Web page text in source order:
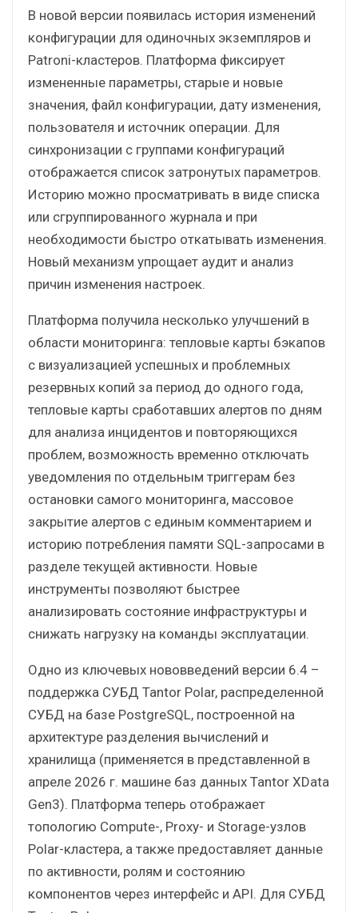
В новой версии появилась история изменений
конфигурации для одиночных экземпляров и
Patroni-кластеров. Платформа фиксирует
измененные параметры, старые и новые
значения, файл конфигурации, дату изменения,
пользователя и источник операции. Для
синхронизации с группами конфигураций
отображается список затронутых параметров.
Историю можно просматривать в виде списка
или сгруппированного журнала и при
необходимости быстро откатывать изменения.
Новый механизм упрощает аудит и анализ
причин изменения настроек.
Платформа получила несколько улучшений в
области мониторинга: тепловые карты бэкапов
с визуализацией успешных и проблемных
резервных копий за период до одного года,
тепловые карты сработавших алертов по дням
для анализа инцидентов и повторяющихся
проблем, возможность временно отключать
уведомления по отдельным триггерам без
остановки самого мониторинга, массовое
закрытие алертов с единым комментарием и
историю потребления памяти SQL-запросами в
разделе текущей активности. Новые
инструменты позволяют быстрее
анализировать состояние инфраструктуры и
снижать нагрузку на команды эксплуатации.
Одно из ключевых нововведений версии 6.4 –
поддержка СУБД Tantor Polar, распределенной
СУБД на базе PostgreSQL, построенной на
архитектуре разделения вычислений и
хранилища (применяется в представленной в
апреле 2026 г. машине баз данных Tantor XData
Gen3). Платформа теперь отображает
топологию Compute-, Proxy- и Storage-узлов
Polar-кластера, а также предоставляет данные
по активности, ролям и состоянию
компонентов через интерфейс и API. Для СУБД